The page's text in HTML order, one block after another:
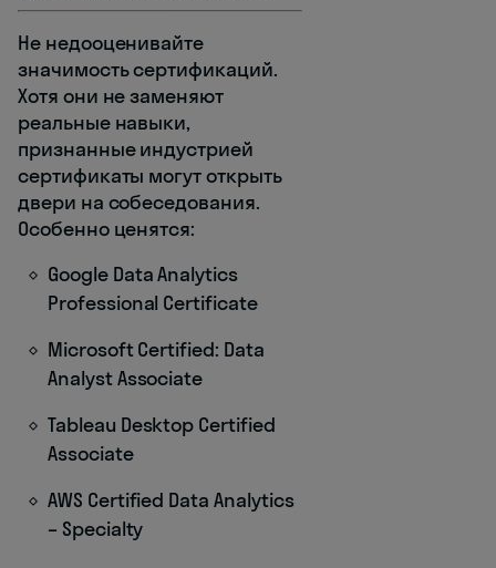
Не недооценивайте
значимость сертификаций.
Хотя они не заменяют
реальные навыки,
признанные индустрией
сертификаты могут открыть
двери на собеседования.
Особенно ценятся:
Google Data Analytics
Professional Certificate
Microsoft Certified: Data
Analyst Associate
Tableau Desktop Certified
Associate
AWS Certified Data Analytics
– Specialty